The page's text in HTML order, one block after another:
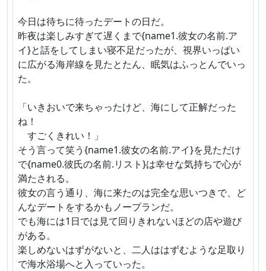
今日は待ちに待ったデートの日だ。
昨夜は楽しみすぎて遅くまで{name1.彼女の名前.ア
イ}と話をしてしまい寝不足だったが、視界いっぱい
に広がる海岸線を見たとたん、眠気はふっとんでいっ
た。
「いきおいで来ちゃったけど、海にして正解だった
ね！
すごくきれい！」
そう言って笑う{name1.彼女の名前.アイ}を見ただけ
で{name0.彼氏の名前.リスト}は幸せな気持ちで心が
満たされる。
彼女の言う通り、海に来たのは完全な思いつきで、ど
んなデートをするかもノープランだ。
でも海には1日では見て回りきれないほどの店や遊び
がある。
楽しめないはずがないと、二人ははずむような足取り
で海水浴場へと入っていった。